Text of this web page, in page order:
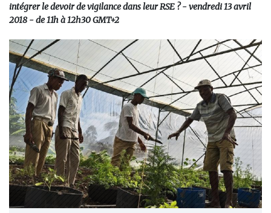
intégrer le devoir de vigilance dans leur RSE ? - vendredi 13 avril
2018 - de 11h à 12h30 GMT+2